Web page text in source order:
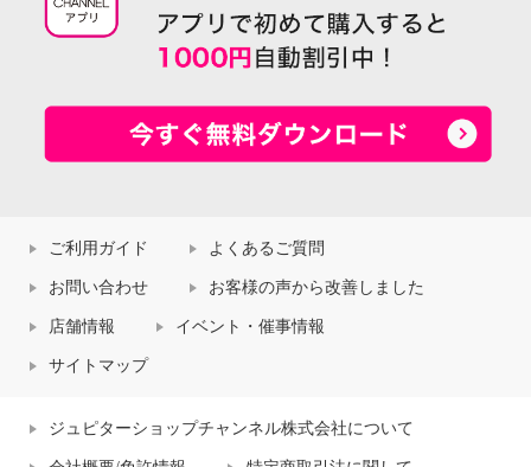
ご利用ガイド よくあるご質問
お問い合わせ お客様の声から改善しました
店舗情報 イベント・催事情報
サイトマップ
ジュピターショップチャンネル株式会社について